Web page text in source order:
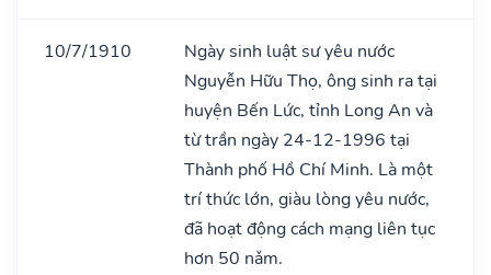
10/7/1910
Ngày sinh luật sư yêu nước
Nguyễn Hữu Thọ, ông sinh ra tại
huyện Bến Lức, tỉnh Long An và
từ trần ngày 24-12-1996 tại
Thành phố Hồ Chí Minh. Là một
trí thức lớn, giàu lòng yêu nước,
đã hoạt động cách mạng liên tục
hơn 50 nǎm.